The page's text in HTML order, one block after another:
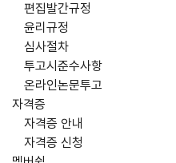
편집발간규정
윤리규정
심사절차
투고시준수사항
온라인논문투고
자격증
자격증 안내
자격증 신청